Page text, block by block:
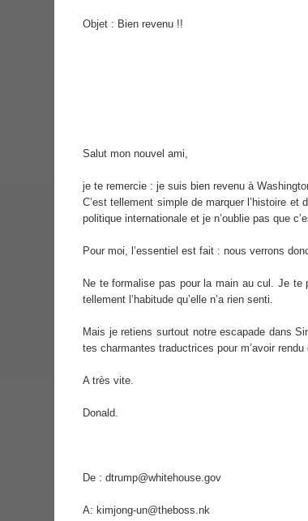
Objet : Bien revenu !!
Salut mon nouvel ami,
je te remercie : je suis bien revenu à
C’est tellement simple de marquer l’histoire et
politique internationale et je n’oublie pas que
Pour moi, l’essentiel est fait : nous verrons
Ne te formalise pas pour la main au cul. Je te
tellement l’habitude qu’elle n’a rien senti.
Mais je retiens surtout notre escapade dans
tes charmantes traductrices pour m’avoir rendu
A très vite.
Donald.
De : dtrump@whitehouse.gov
A: kimjong-un@theboss.nk